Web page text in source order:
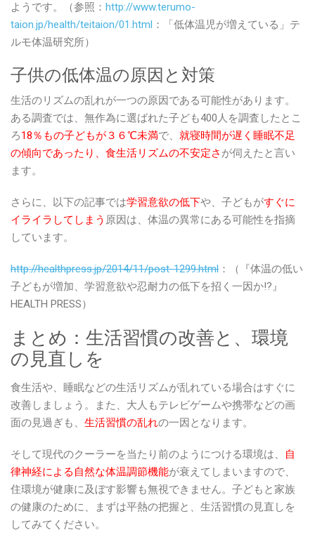
ようです。（参照： http://www.terumo-
taion.jp/health/teitaion/01.html ：「低体温児が増えている」テ
ルモ体温研究所）
子供の低体温の原因と対策
生活のリズムの乱れが一つの原因である可能性があります。
ある調査では、無作為に選ばれた子ども400人を調査したとこ
ろ18％もの子どもが３６℃未満で、 就寝時間が遅く睡眠不足
の傾向であったり、食生活リズムの不安定さ が伺えたと言い
ます。
さらに、以下の記事では学習意欲の低下や、子どもがすぐに
イライラしてしまう 原因は、体温の異常にある可能性を指摘
しています。
http://healthpress.jp/2014/11/post-1299.html ：（『体温の低い
子どもが増加、学習意欲や忍耐力の低下を招く一因か!?』
HEALTH PRESS）
まとめ：生活習慣の改善と、環境
の見直しを
食生活や、睡眠などの生活リズムが乱れている場合はすぐに
改善しましょう。また、大人もテレビゲームや携帯などの画
面の見過ぎも、 生活習慣の乱れの一因となります。
そして現代のクーラーを当たり前のようにつける環境は、
自
律神経による自然な体温調節機能が衰えてしまいますので、
住環境が健康に及ぼす影響も無視できません。子どもと家族
の健康のために、まずは平熱の把握と、生活習慣の見直しを
してみてください。